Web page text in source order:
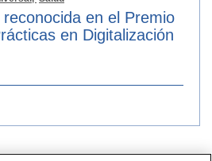
en el Premio
en Digitalización